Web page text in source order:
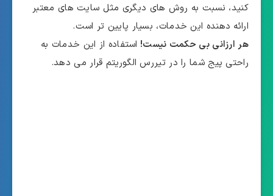
کنید، نسبت به روش های دیگری مثل سایت های معتبر
ارائه دهنده این خدمات، بسیار پایین تر است.
هر ارزانی بی حکمت نیست! استفاده از این خدمات به
راحتی پیج شما را در تیررس الگوریتم قرار می دهد.